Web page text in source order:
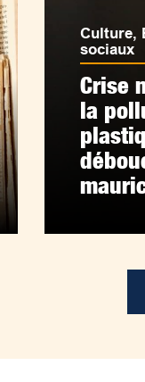
Culture,
sociaux
Crise
la